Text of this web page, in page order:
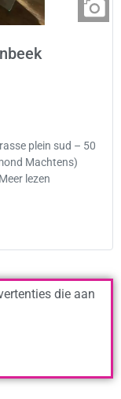
plein sud – 50
Machtens)
lezen
die aan